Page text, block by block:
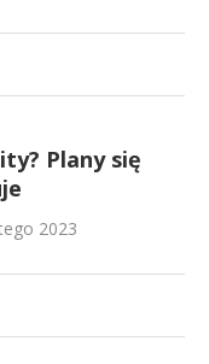
Plany się
2023